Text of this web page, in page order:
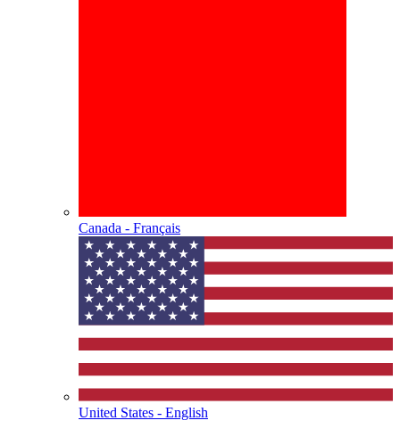
Canada - Français
United States - English